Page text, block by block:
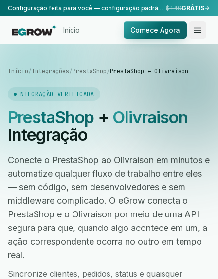
Configuração feita para você — configuração padrão, realizada pela nossa equipe. $149GRÁTIS
Início Comece Agora
Início/Integrações/PrestaShop/PrestaShop + Olivraison
INTEGRAÇÃO VERIFICADA
PrestaShop+ Olivraison
Integração
Conecte o PrestaShop ao Olivraison em minutos e
automatize qualquer fluxo de trabalho entre eles
— sem código, sem desenvolvedores e sem
middleware complicado. O eGrow conecta o
PrestaShop e o Olivraison por meio de uma API
segura para que, quando algo acontece em um, a
ação correspondente ocorra no outro em tempo
real.
Sincronize clientes, pedidos, status e quaisquer